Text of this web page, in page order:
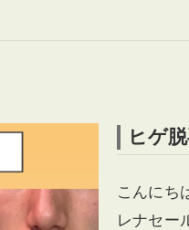
ヒゲ
こんにち
レナセー